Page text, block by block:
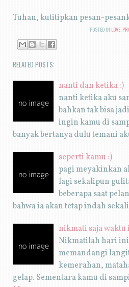
Tuhan, kutitipkan pesan-
POSTED IN LOVE,
RELATED POSTS:
nanti dan ketika :)
nanti ketika aku
bahkan tak bisa
ingin kamu di
banyak bertanya dulu temani
seperti kamu :)
pagi meyakinkan
lagi sekalipun
beberapa saat
bahwa ia akan tetap indah
nikmati saja waktu
Nikmatilah hari
memandangi
kemerahan,
gelap. Sementara kamu di